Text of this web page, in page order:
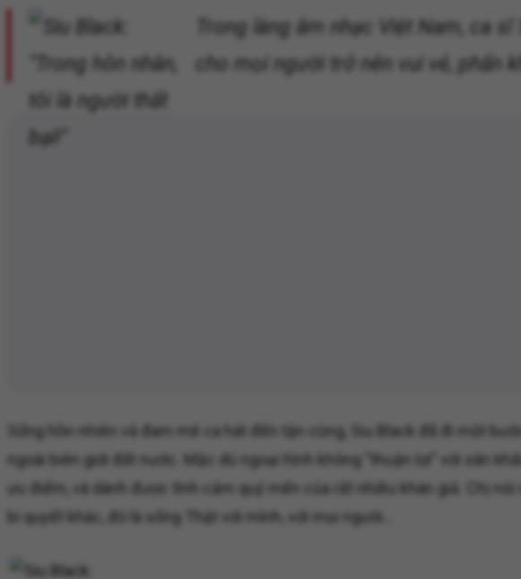
Trong làng âm nhạc Việt Nam, ca
cho mọi người trở nên vui vẻ, phấn
Sống hồn nhiên và đam mê ca hát đến tận cùng, Siu Black đã đi một
ngoài biên giới đất nước. Mặc dù ngoại hình không "thuận lợi" với sân
ưu điểm, và dành được tình cảm quý mến của rất nhiều khán giả. Chị
bí quyết khác, đó là sống Thật với mình, với mọi người...